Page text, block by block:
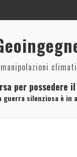
per possedere
guerra silenziosa è in